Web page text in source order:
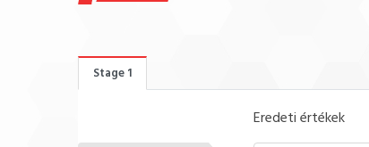
Stage 1
Eredeti értékek